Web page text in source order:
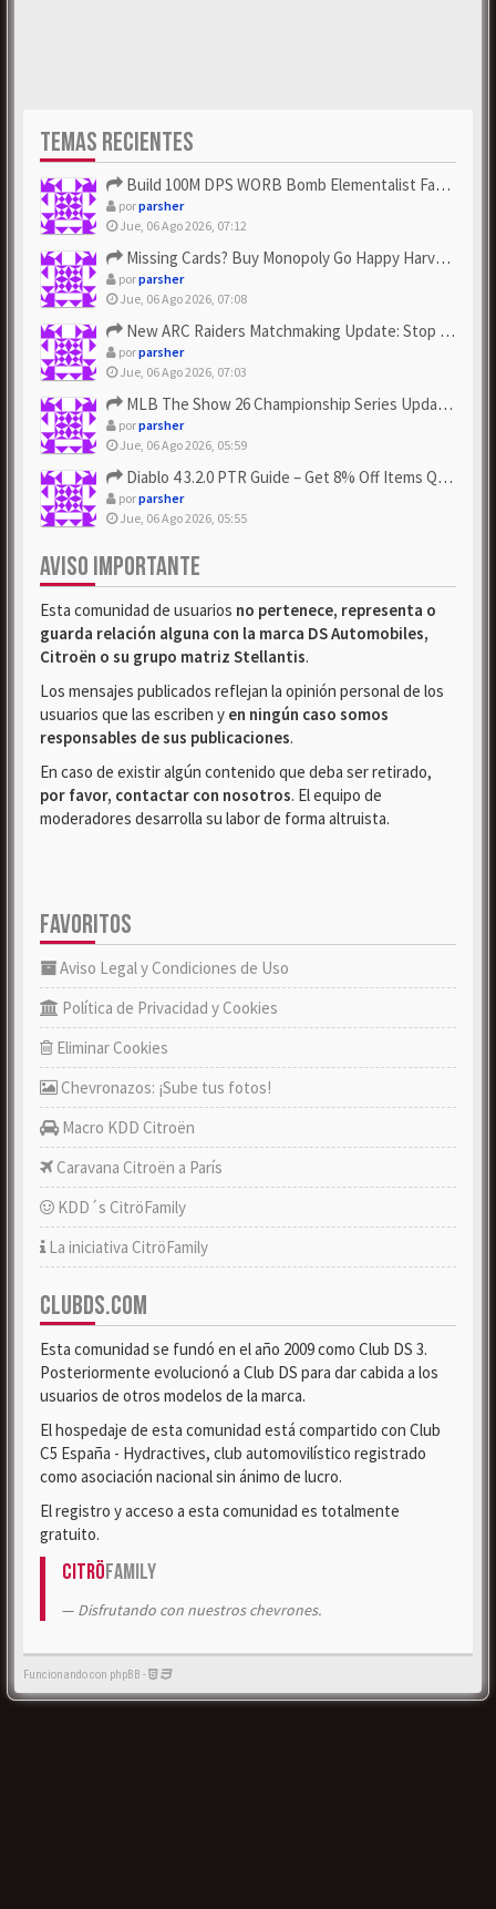
TEMAS RECIENTES
Build 100M DPS WORB Bomb Elementalist Fast - Grab POE Curren...
porparsher
Jue, 06 Ago 2026, 07:12
Missing Cards? Buy Monopoly Go Happy Harvest with Looney Tun...
porparsher
Jue, 06 Ago 2026, 07:08
New ARC Raiders Matchmaking Update: Stop Failed - Grab Bluep...
porparsher
Jue, 06 Ago 2026, 07:03
MLB The Show 26 Championship Series Update! Get Cheap & ...
porparsher
Jue, 06 Ago 2026, 05:59
Diablo 4 3.2.0 PTR Guide – Get 8% Off Items Quickly to Test ...
porparsher
Jue, 06 Ago 2026, 05:55
AVISO IMPORTANTE
Esta comunidad de usuarios no pertenece, representa o
guarda relación alguna con la marca DS Automobiles,
Citroën o su grupo matriz Stellantis.
Los mensajes publicados reflejan la opinión personal de los
usuarios que las escriben y en ningún caso somos
responsables de sus publicaciones.
En caso de existir algún contenido que deba ser retirado,
por favor, contactar con nosotros. El equipo de
moderadores desarrolla su labor de forma altruista.
FAVORITOS
Aviso Legal y Condiciones de Uso
Política de Privacidad y Cookies
Eliminar Cookies
Chevronazos: ¡Sube tus fotos!
Macro KDD Citroën
Caravana Citroën a París
KDD´s CitröFamily
La iniciativa CitröFamily
CLUBDS.COM
Esta comunidad se fundó en el año 2009 como Club DS 3.
Posteriormente evolucionó a Club DS para dar cabida a los
usuarios de otros modelos de la marca.
El hospedaje de esta comunidad está compartido con Club
C5 España - Hydractives, club automovilístico registrado
como asociación nacional sin ánimo de lucro.
El registro y acceso a esta comunidad es totalmente
gratuito.
CitröFamily
Disfrutando con nuestros chevrones.
Funcionando con phpBB -